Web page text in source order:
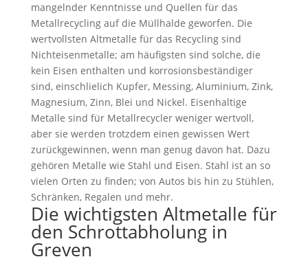
mangelnder Kenntnisse und Quellen für das
Metallrecycling auf die Müllhalde geworfen. Die
wertvollsten Altmetalle für das Recycling sind
Nichteisenmetalle; am häufigsten sind solche, die
kein Eisen enthalten und korrosionsbeständiger
sind, einschlielich Kupfer, Messing, Aluminium, Zink,
Magnesium, Zinn, Blei und Nickel. Eisenhaltige
Metalle sind für Metallrecycler weniger wertvoll,
aber sie werden trotzdem einen gewissen Wert
zurückgewinnen, wenn man genug davon hat. Dazu
gehören Metalle wie Stahl und Eisen. Stahl ist an so
vielen Orten zu finden; von Autos bis hin zu Stühlen,
Schränken, Regalen und mehr.
Die wichtigsten Altmetalle für
den Schrottabholung in
Greven